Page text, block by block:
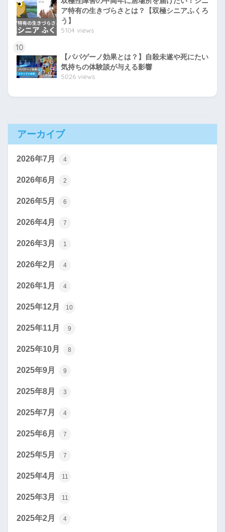
ア特有の生きづらさとは？【双極シニアふくろ
う】
5104 views
10
【パパゲーノ効果とは？】自殺未遂や死にたい
気持ちの体験談が与える影響
5026 views
アーカイブ
2026年7月 4
2026年6月 2
2026年5月 6
2026年4月 7
2026年3月 1
2026年2月 4
2026年1月 4
2025年12月 10
2025年11月 9
2025年10月 8
2025年9月 9
2025年8月 3
2025年7月 4
2025年6月 7
2025年5月 7
2025年4月 11
2025年3月 11
2025年2月 4